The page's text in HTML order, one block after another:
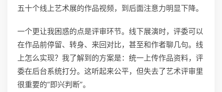
五十个线上艺术展的作品视频，到后面注意力明显下降。
一个更让我困惑的点是评审环节。线下展演时，评委可以
在作品前停留、转身、来回对比，甚至和作者聊几句。线
上怎么实现？我了解到的方案是：统一上传作品资料，评
委在后台系统打分。这听起来公平，但失去了艺术评审里
很重要的“即兴判断”。